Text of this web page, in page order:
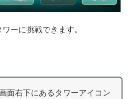
ーに挑戦できます。
面右下にあるタワーアイコン